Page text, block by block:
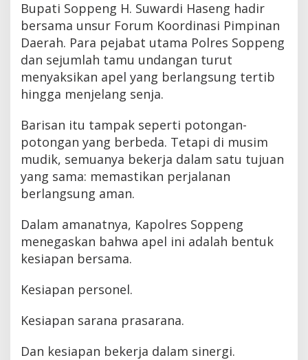
Bupati Soppeng H. Suwardi Haseng hadir
bersama unsur Forum Koordinasi Pimpinan
Daerah. Para pejabat utama Polres Soppeng
dan sejumlah tamu undangan turut
menyaksikan apel yang berlangsung tertib
hingga menjelang senja.
Barisan itu tampak seperti potongan-
potongan yang berbeda. Tetapi di musim
mudik, semuanya bekerja dalam satu tujuan
yang sama: memastikan perjalanan
berlangsung aman.
Dalam amanatnya, Kapolres Soppeng
menegaskan bahwa apel ini adalah bentuk
kesiapan bersama.
Kesiapan personel.
Kesiapan sarana prasarana.
Dan kesiapan bekerja dalam sinergi.